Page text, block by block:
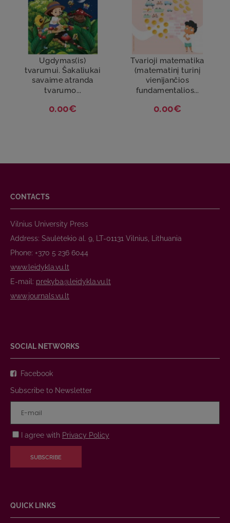
Ugdymas(is)
tvarumui. Šakaliukai
savaime atranda
tvarumo...
0.00€
Tvarioji matematika
(matematinį turinį
vienijančios
fundamentalios...
0.00€
CONTACTS
Vilnius University Press
Address: Saulėtekio al. 9, LT-01131 Vilnius, Lithuania
Phone: +370 5 236 6044
www.leidykla.vu.lt
E-mail: prekyba@leidykla.vu.lt
www.journals.vu.lt
SOCIAL NETWORKS
Facebook
Subscribe to Newsletter
I agree with Privacy Policy
SUBSCRIBE
QUICK LINKS